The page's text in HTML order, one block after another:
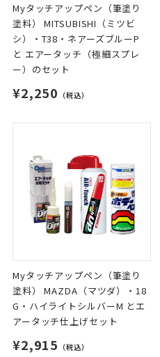
Myタッチアップペン（筆塗り
塗料） MITSUBISHI（ミツビ
シ）・T38・ネアーズブルーP
と エアータッチ（極細スプレ
ー）のセット
¥2,250 （税込）
Myタッチアップペン（筆塗り
塗料） MAZDA（マツダ）・18
G・ハイライトシルバーM とエ
アータッチ仕上げセット
¥2,915 （税込）